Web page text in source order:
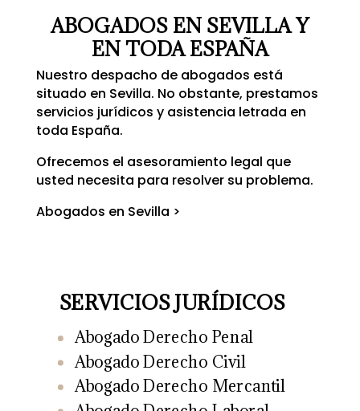
ABOGADOS EN SEVILLA Y
EN TODA ESPAÑA
Nuestro despacho de abogados está
situado en Sevilla. No obstante, prestamos
servicios jurídicos y asistencia letrada en
toda España.
Ofrecemos el asesoramiento legal que
usted necesita para resolver su problema.
Abogados en Sevilla >
SERVICIOS JURÍDICOS
Abogado Derecho Penal
Abogado Derecho Civil
Abogado Derecho Mercantil